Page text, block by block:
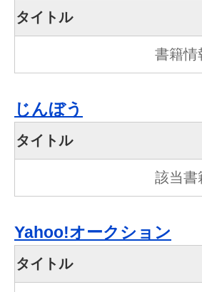
タイトル
書籍情
じんぼう
タイトル
該当書
Yahoo!オークション
タイトル